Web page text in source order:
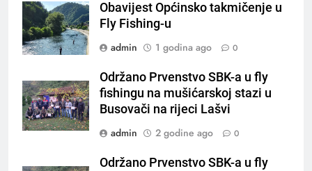
Obavijest Općinsko takmičenje u
Fly Fishing-u
admin
1 godina ago 0
Održano Prvenstvo SBK-a u fly
fishingu na mušićarskoj stazi u
Busovači na rijeci Lašvi
admin
2 godine ago 0
Održano Prvenstvo SBK-a u fly